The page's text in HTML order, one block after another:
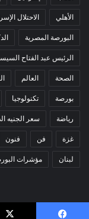
الأهلي الاحتلال
البورصة المصرية
الرئيس عبد الفتاح
الصحة العالم
بورصة تكنولوجيا
رياضة سعر الجنيه
غزة فن فنون
لبنان مؤشرات